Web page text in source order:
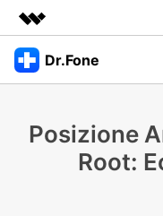
Prodotti in evidenza
Panoramica
Chi siamo
Dr.Fone
Visualizza il Full Toolkit >
Posizione
Root: